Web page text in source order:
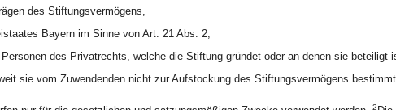
des Stiftungsvermögens,
Bayern im Sinne von Art. 21 Abs. 2,
des Privatrechts, welche die Stiftung gründet oder an denen sie beteiligt
sie vom Zuwendenden nicht zur Aufstockung des Stiftungsvermögens
2